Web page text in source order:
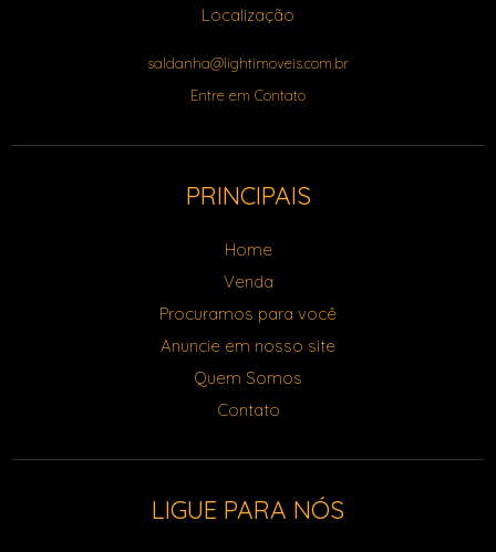
Localização
saldanha@lightimoveis.com.br
Entre em Contato
PRINCIPAIS
Home
Venda
Procuramos para você
Anuncie em nosso site
Quem Somos
Contato
LIGUE PARA NÓS